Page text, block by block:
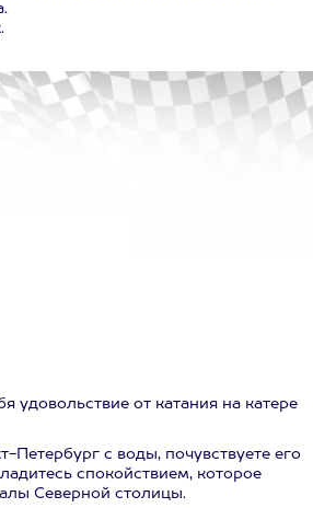
удовольствие от катания на катере
Петербург с воды, почувствуете его
спокойствием, которое
Северной столицы.